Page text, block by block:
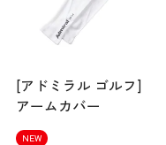
Hem width
[アドミラル ゴルフ]
アームカバー
NEW